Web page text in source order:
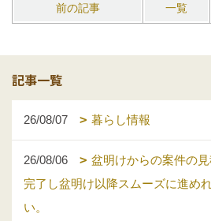
前の記事 一覧
記事一覧
26/08/07 暮らし情報
26/08/06
盆明けからの案件の
完了し盆明け以降スムーズに進め
い。